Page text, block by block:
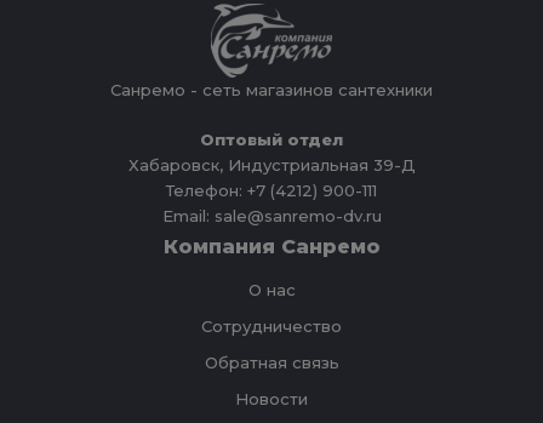
Санремо - сеть магазинов сантехники
Оптовый отдел
Хабаровск, Индустриальная 39-Д
Телефон: +7 (4212) 900-111
Email: sale@sanremo-dv.ru
Компания Санремо
О нас
Сотрудничество
Обратная связь
Новости